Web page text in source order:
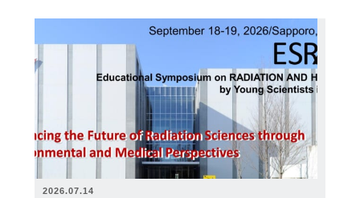
2026.07.14